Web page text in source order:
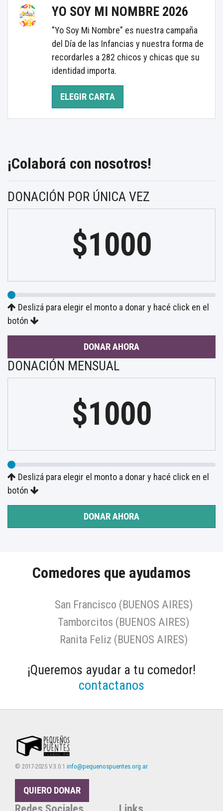
YO SOY MI NOMBRE 2026
"Yo Soy Mi Nombre" es nuestra campaña
del Día de las Infancias y nuestra forma de
recordarles a 282 chicos y chicas que su
identidad importa.
ELEGIR CARTA
¡Colaborá con nosotros!
DONACIÓN POR ÚNICA VEZ
$1000
Deslizá para elegir el monto a donar y hacé click en el
botón
DONAR AHORA
DONACIÓN MENSUAL
$1000
Deslizá para elegir el monto a donar y hacé click en el
botón
DONAR AHORA
Comedores que ayudamos
San Francisco (BUENOS AIRES)
Tamborcitos (BUENOS AIRES)
Ranita Feliz (BUENOS AIRES)
¡Queremos ayudar a tu comedor!
contactanos
© 2017-2025 V.3.0.1 info@pequenospuentes.org.ar
QUIERO DONAR
Redes Sociales Links